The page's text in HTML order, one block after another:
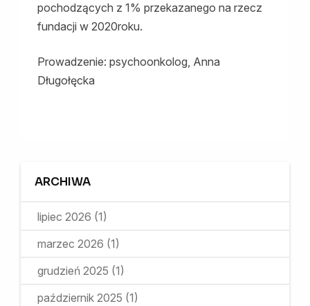
pochodzących z 1% przekazanego na rzecz
fundacji w 2020roku.
Prowadzenie: psychoonkolog, Anna
Długołęcka
ARCHIWA
lipiec 2026 (1)
marzec 2026 (1)
grudzień 2025 (1)
październik 2025 (1)